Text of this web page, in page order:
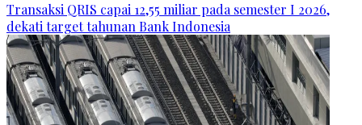
Transaksi QRIS capai 12,55 miliar pada semester I 2026,
dekati target tahunan Bank Indonesia